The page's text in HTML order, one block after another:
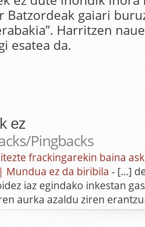
Batzordeak gaiari
Harritzen
esatea da.
ez
Pingbacks
frackingarekin baina
Mundua ez da biribila - […]
iaz egindako inkestan
aurka azaldu ziren